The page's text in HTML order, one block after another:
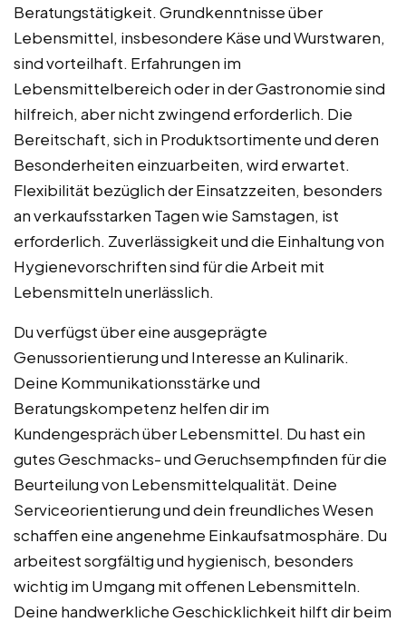
Beratungstätigkeit. Grundkenntnisse über
Lebensmittel, insbesondere Käse und Wurstwaren,
sind vorteilhaft. Erfahrungen im
Lebensmittelbereich oder in der Gastronomie sind
hilfreich, aber nicht zwingend erforderlich. Die
Bereitschaft, sich in Produktsortimente und deren
Besonderheiten einzuarbeiten, wird erwartet.
Flexibilität bezüglich der Einsatzzeiten, besonders
an verkaufsstarken Tagen wie Samstagen, ist
erforderlich. Zuverlässigkeit und die Einhaltung von
Hygienevorschriften sind für die Arbeit mit
Lebensmitteln unerlässlich.
Du verfügst über eine ausgeprägte
Genussorientierung und Interesse an Kulinarik.
Deine Kommunikationsstärke und
Beratungskompetenz helfen dir im
Kundengespräch über Lebensmittel. Du hast ein
gutes Geschmacks- und Geruchsempfinden für die
Beurteilung von Lebensmittelqualität. Deine
Serviceorientierung und dein freundliches Wesen
schaffen eine angenehme Einkaufsatmosphäre. Du
arbeitest sorgfältig und hygienisch, besonders
wichtig im Umgang mit offenen Lebensmitteln.
Deine handwerkliche Geschicklichkeit hilft dir beim